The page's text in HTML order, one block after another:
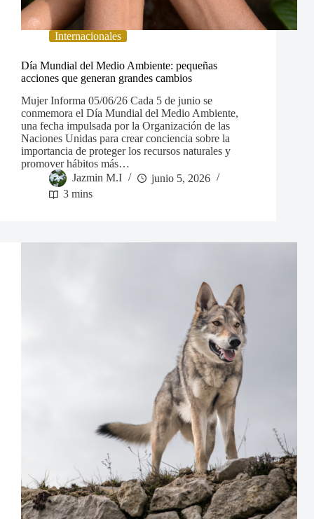
Internacionales
Día Mundial del Medio Ambiente: pequeñas
acciones que generan grandes cambios
Mujer Informa 05/06/26 Cada 5 de junio se
conmemora el Día Mundial del Medio Ambiente,
una fecha impulsada por la Organización de las
Naciones Unidas para crear conciencia sobre la
importancia de proteger los recursos naturales y
promover hábitos más…
Jazmin M.I
junio 5, 2026
3 mins